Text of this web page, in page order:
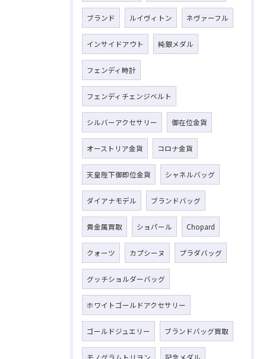
ブランド ルイヴィトン ネヴァーフル
インサイドアウト 純銀メダル
フェンディ時計
フェンディチェンジベルト
シルバーアクセサリー 御在位金貨
オーストリア金貨 コロナ金貨
天皇陛下御即位金貨 シャネルバッグ
ダイアナモデル ブランドバッグ
貴金属買取 ショパール Chopard
クォーツ カプシーヌ プラダバッグ
グッチショルダーバッグ
ホワイトゴールドアクセサリー
ゴールドジュエリー ブランドバッグ買取